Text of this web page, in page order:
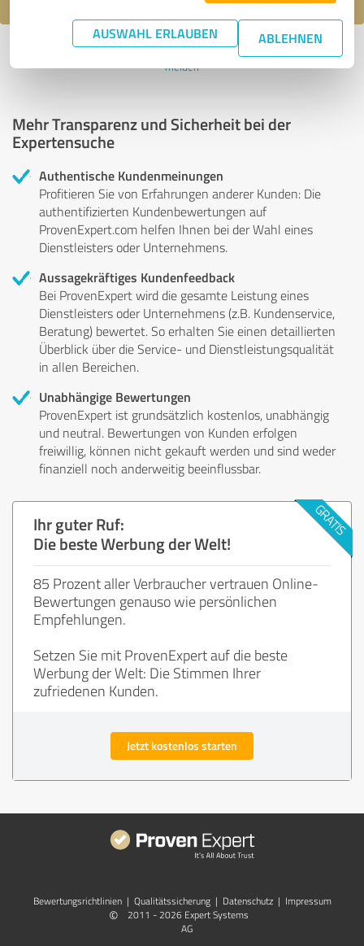
AUSWAHL ERLAUBEN ABLEHNEN
Profil aktiv seit 17.02.2015 |Letzte Aktualisierung: 03.02.2025
Profil
melden
Mehr Transparenz und Sicherheit bei der
Expertensuche
Authentische Kundenmeinungen
Profitieren Sie von Erfahrungen anderer Kunden: Die
authentifizierten Kundenbewertungen auf
ProvenExpert.com helfen Ihnen bei der Wahl eines
Dienstleisters oder Unternehmens.
Aussagekräftiges Kundenfeedback
Bei ProvenExpert wird die gesamte Leistung eines
Dienstleisters oder Unternehmens (z.B. Kundenservice,
Beratung) bewertet. So erhalten Sie einen detaillierten
Überblick über die Service- und Dienstleistungsqualität
in allen Bereichen.
Unabhängige Bewertungen
ProvenExpert ist grundsätzlich kostenlos, unabhängig
und neutral. Bewertungen von Kunden erfolgen
freiwillig, können nicht gekauft werden und sind weder
finanziell noch anderweitig beeinflussbar.
Ihr guter Ruf:
Die beste Werbung der Welt!
85 Prozent aller Verbraucher vertrauen Online-
Bewertungen genauso wie persönlichen
Empfehlungen.
Setzen Sie mit ProvenExpert auf die beste
Werbung der Welt: Die Stimmen Ihrer
zufriedenen Kunden.
Jetzt kostenlos starten
Bewertungs­richtlinien | Qualitätssicherung | Datenschutz | Impressum
©
2011 - 2026 Expert Systems
AG